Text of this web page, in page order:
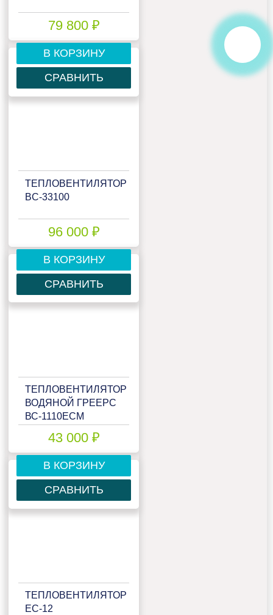
79 800 ₽
В КОРЗИНУ
СРАВНИТЬ
ТЕПЛОВЕНТИЛЯТОР
BC-33100
96 000 ₽
В КОРЗИНУ
СРАВНИТЬ
ТЕПЛОВЕНТИЛЯТОР
ВОДЯНОЙ ГРЕЕРС
ВС-1110ЕСМ
43 000 ₽
В КОРЗИНУ
СРАВНИТЬ
ТЕПЛОВЕНТИЛЯТОР
ЕС-12